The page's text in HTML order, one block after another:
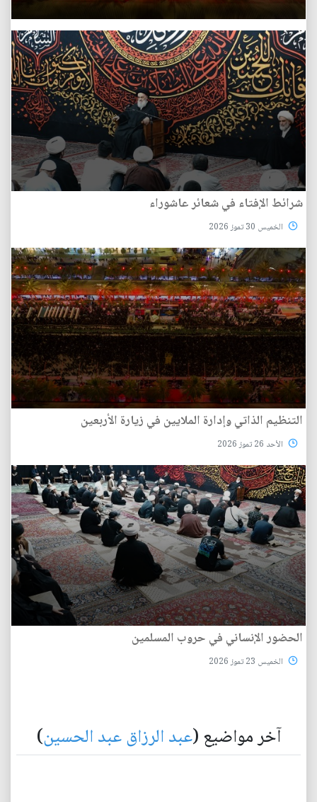
شرائط الإفتاء في شعائر عاشوراء
الخميس 30 تموز 2026
التنظيم الذاتي وإدارة الملايين في زيارة الأربعين
الأحد 26 تموز 2026
الحضور الإنساني في حروب المسلمين
الخميس 23 تموز 2026
آخر مواضيع (عبد الرزاق عبد الحسين)